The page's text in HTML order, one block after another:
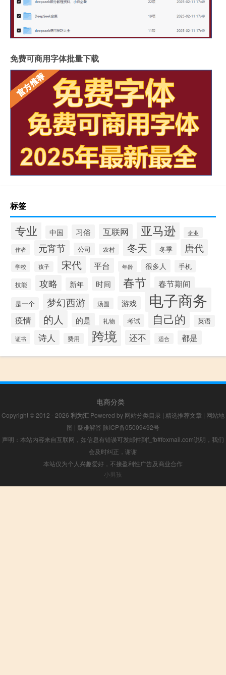
免费可商用字体批量下载
标签
专业 中国 习俗 互联网 亚马逊 企业
作者 元宵节 公司 农村 冬天 冬季 唐代
学校 孩子 宋代 平台 年龄 很多人 手机
技能 攻略 新年 时间 春节 春节期间
是一个 梦幻西游 汤圆 游戏 电子商务
疫情 的人 的是 礼物 考试 自己的 英语
证书 诗人 费用 跨境 还不 适合 都是
电商分类
Copyright © 2012 - 2026 利为汇 Powered by 网站分类目录 | 精选推荐文章 | 网站地
图 | 疑难解答 陕ICP备05009492号
声明：本站内容来自互联网，如信息有错误可发邮件到f_fb#foxmail.com说明，我们
会及时纠正，谢谢
本站仅为个人兴趣爱好，不接盈利性广告及商业合作
小男孩